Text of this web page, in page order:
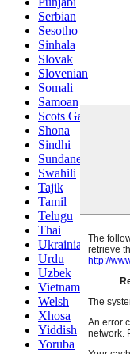
Serbian
Sesotho
Sinhala
Slovak
Slovenian
Somali
Samoan
Scots Gaelic
Shona
Sindhi
Sundanese
Swahili
Tajik
Tamil
Telugu
Thai
Ukrainian
Urdu
Uzbek
Vietnamese
Welsh
Xhosa
Yiddish
Yoruba